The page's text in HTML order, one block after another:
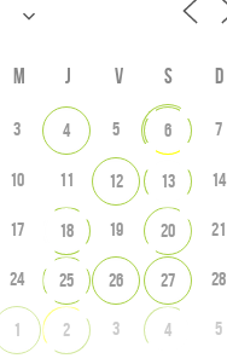
M J V S D
3 4 5 6 7
10 11 12 13 14
17 18 19 20 21
24 25 26 27 28
1 2 3 4 5